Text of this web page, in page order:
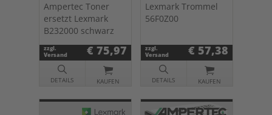
Ampertec Toner
ersetzt Lexmark
B232000 schwarz
zzgl.
Versand
€ 75,97
DETAILS KAUFEN
Lexmark Trommel
56F0Z00
zzgl.
Versand
€ 57,38
DETAILS KAUFEN